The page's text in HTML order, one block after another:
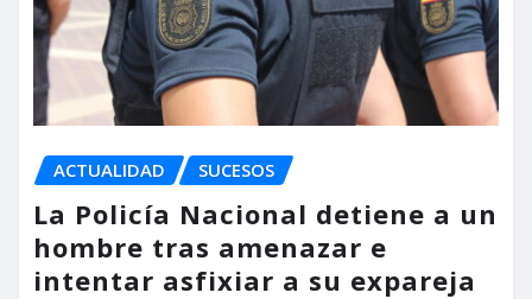
ACTUALIDAD SUCESOS
La Policía Nacional detiene a un
hombre tras amenazar e
intentar asfixiar a su expareja